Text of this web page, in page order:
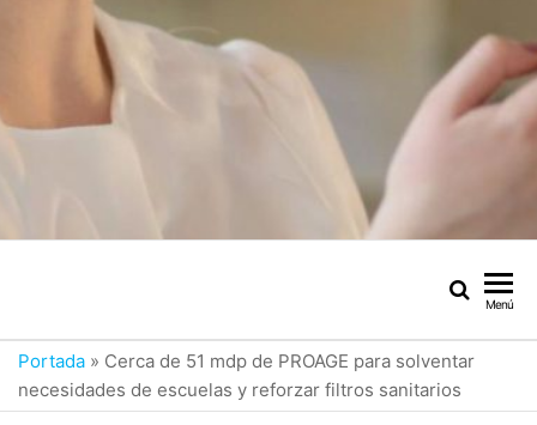
Menú
Portada » Cerca de 51 mdp de PROAGE para solventar
necesidades de escuelas y reforzar filtros sanitarios